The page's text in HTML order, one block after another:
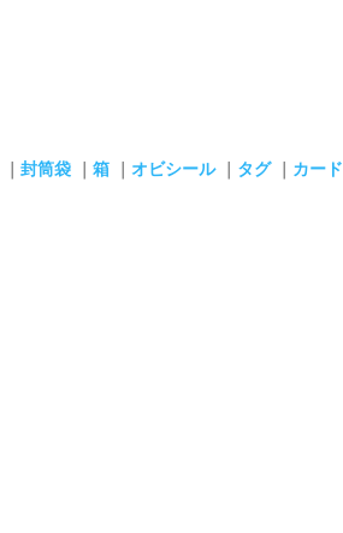
封筒袋 箱 オビシール タグ カード